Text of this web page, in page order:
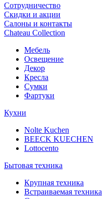
Сотрудничество
Скидки и акции
Салоны и контакты
Chateau Collection
Мебель
Освещение
Декор
Кресла
Сумки
Фартуки
Кухни
Nolte Kuchen
BEECK KUECHEN
Lottocento
Бытовая техника
Крупная техника
Встраиваемая техника